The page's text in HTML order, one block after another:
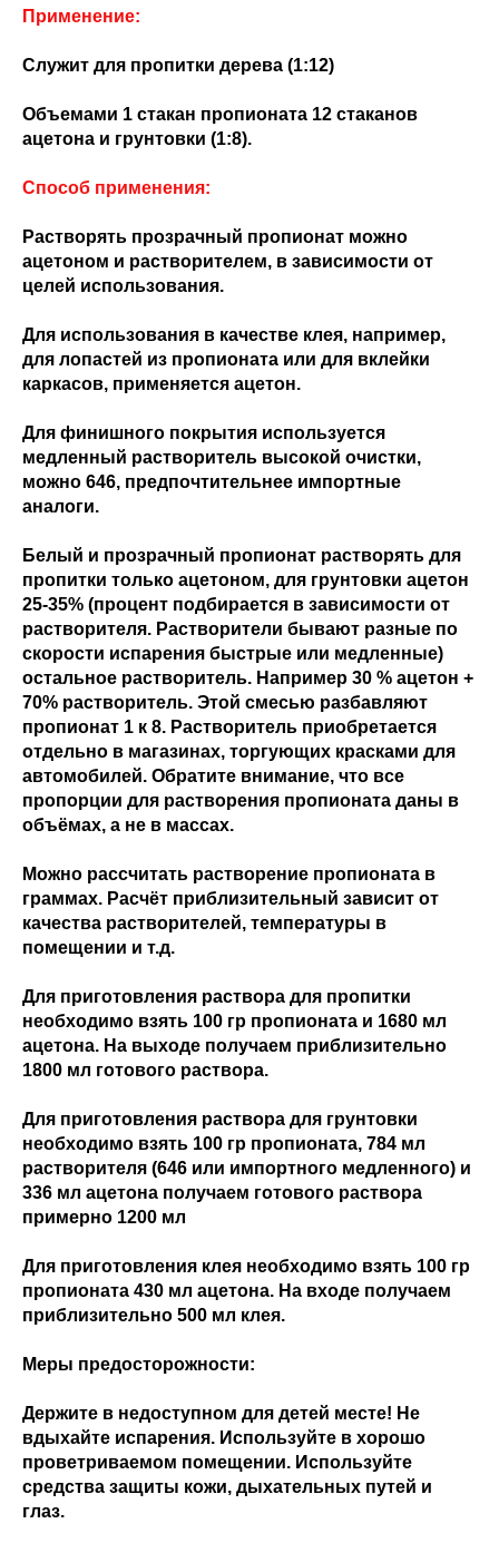
Применение:
Служит для пропитки дерева (1:12)
Объемами 1 стакан пропионата 12 стаканов
ацетона и грунтовки (1:8).
Способ применения:
Растворять прозрачный пропионат можно
ацетоном и растворителем, в зависимости от
целей использования.
Для использования в качестве клея, например,
для лопастей из пропионата или для вклейки
каркасов, применяется ацетон.
Для финишного покрытия используется
медленный растворитель высокой очистки,
можно 646, предпочтительнее импортные
аналоги.
Белый и прозрачный пропионат растворять для
пропитки только ацетоном, для грунтовки ацетон
25-35% (процент подбирается в зависимости от
растворителя. Растворители бывают разные по
скорости испарения быстрые или медленные)
остальное растворитель. Например 30 % ацетон +
70% растворитель. Этой смесью разбавляют
пропионат 1 к 8. Растворитель приобретается
отдельно в магазинах, торгующих красками для
автомобилей. Обратите внимание, что все
пропорции для растворения пропионата даны в
объёмах, а не в массах.
Можно рассчитать растворение пропионата в
граммах. Расчёт приблизительный зависит от
качества растворителей, температуры в
помещении и т.д.
Для приготовления раствора для пропитки
необходимо взять 100 гр пропионата и 1680 мл
ацетона. На выходе получаем приблизительно
1800 мл готового раствора.
Для приготовления раствора для грунтовки
необходимо взять 100 гр пропионата, 784 мл
растворителя (646 или импортного медленного) и
336 мл ацетона получаем готового раствора
примерно 1200 мл
Для приготовления клея необходимо взять 100 гр
пропионата 430 мл ацетона. На входе получаем
приблизительно 500 мл клея.
Меры предосторожности:
Держите в недоступном для детей месте! Не
вдыхайте испарения. Используйте в хорошо
проветриваемом помещении. Используйте
средства защиты кожи, дыхательных путей и
глаз.